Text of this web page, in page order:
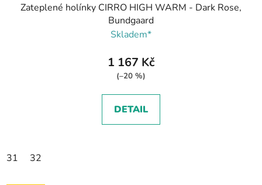
Zateplené holínky CIRRO HIGH WARM - Dark Rose,
Bundgaard
Skladem*
1 167 Kč
(–20 %)
DETAIL
31 32